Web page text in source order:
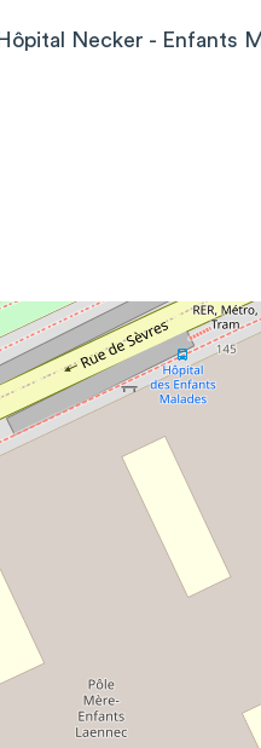
Necker - Enfants